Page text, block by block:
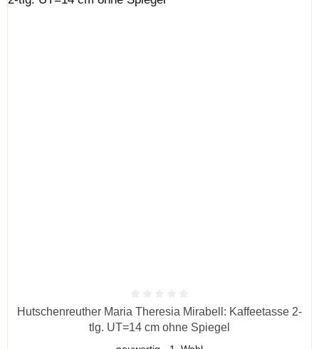
Durchschnittliche Bewertung von 0 von 5 Sternen
Hutschenreuther Maria Theresia Mirabell: Kaffeetasse 2-
tlg. UT=14 cm ohne Spiegel